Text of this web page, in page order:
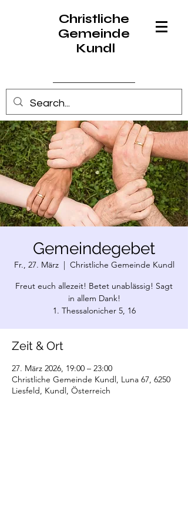
Christliche
Gemeinde
Kundl
Anmelden
Gemeindegebet
Fr., 27. März
  |
Christliche Gemeinde Kundl
Freut euch allezeit! Betet unablässig! Sagt
in allem Dank!
1. Thessalonicher 5, 16
Zeit & Ort
27. März 2026, 19:00 – 23:00
Christliche Gemeinde Kundl, Luna 67, 6250
Liesfeld, Kundl, Österreich